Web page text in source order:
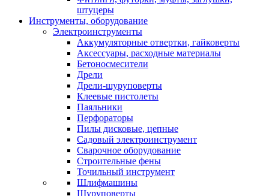
штуцеры
Инструменты, оборудование
Электроинструменты
Аккумуляторные отвертки, гайковерты
Аксессуары, расходные материалы
Бетоносмесители
Дрели
Дрели-шуруповерты
Клеевые пистолеты
Паяльники
Перфораторы
Пилы дисковые, цепные
Садовый электроинструмент
Сварочное оборудование
Строительные фены
Точильный инструмент
Шлифмашины
Шуруповерты